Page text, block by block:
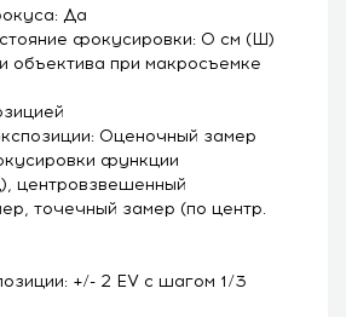
Да
фокусировки: 0 см (Ш)
объектива при макросъемке
Оценочный замер
функции
центровзвешенный
точечный замер (по центр.
+/- 2 EV с шагом 1/3